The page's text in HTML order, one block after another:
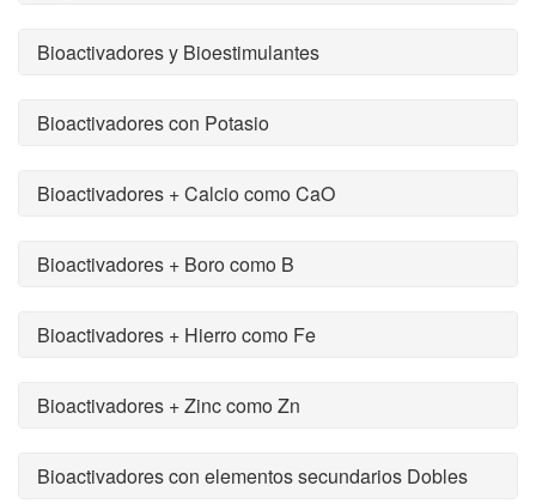
Bioactivadores y Bioestimulantes
Bioactivadores con Potasio
Bioactivadores + Calcio como CaO
Bioactivadores + Boro como B
Bioactivadores + Hierro como Fe
Bioactivadores + Zinc como Zn
Bioactivadores con elementos secundarios Dobles